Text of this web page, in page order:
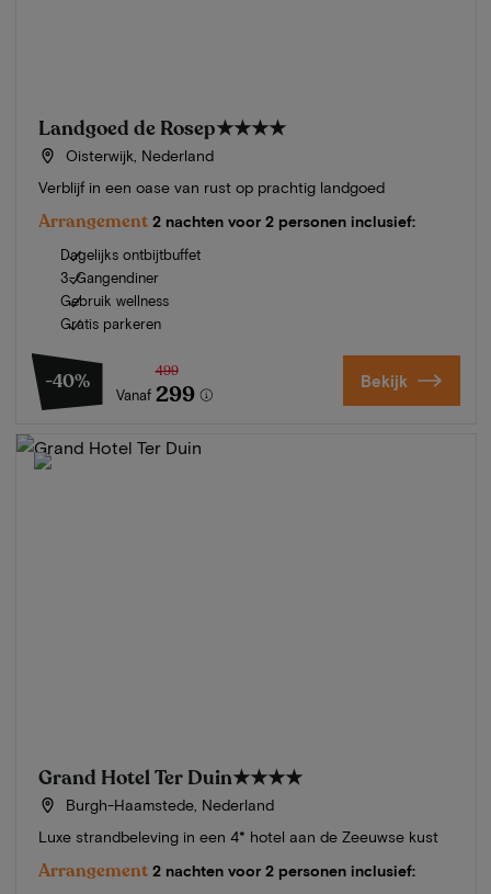
Landgoed de Rosep★★★★
Oisterwijk, Nederland
Verblijf in een oase van rust op prachtig landgoed
Arrangement 2 nachten voor 2 personen inclusief:
Dagelijks ontbijtbuffet
3-Gangendiner
Gebruik wellness
Gratis parkeren
-40%
Vanaf
499
299 Bekijk
Grand Hotel Ter Duin★★★★
Burgh-Haamstede, Nederland
Luxe strandbeleving in een 4* hotel aan de Zeeuwse kust
Arrangement 2 nachten voor 2 personen inclusief: